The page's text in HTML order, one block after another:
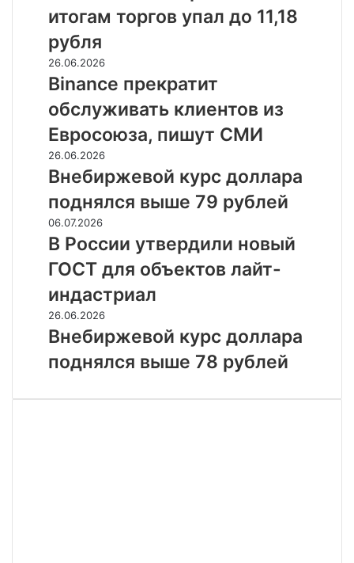
рублей
по
итогам
торгов
упал
до
11,18
рубля
итогам торгов упал до 11,18
рубля
Binance
прекратит
обслуживать
клиентов
из
Евросоюза,
пишут
СМИ
26.06.2026
Binance прекратит
обслуживать клиентов из
Евросоюза, пишут СМИ
Внебиржевой
курс
доллара
поднялся
выше
79
рублей
26.06.2026
Внебиржевой курс доллара
поднялся выше 79 рублей
В
России
утвердили
новый
ГОСТ
для
объектов
лайт-
06.07.2026
В России утвердили новый
ГОСТ для объектов лайт-
индастриал
Внебиржевой
курс
доллара
поднялся
78
26.06.2026
Внебиржевой курс доллара
поднялся выше 78 рублей